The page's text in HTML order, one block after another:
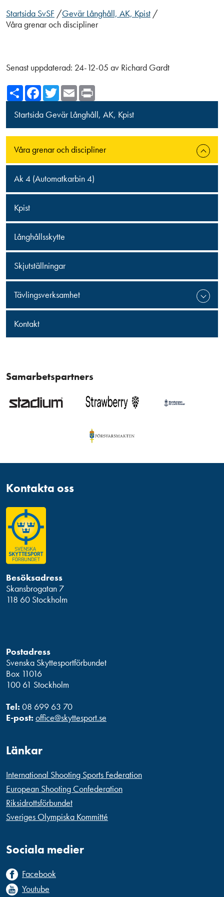
Startsida SvSF /Gevär Långhåll, AK, Kpist /
Våra grenar och discipliner
Startsida Gevär Långhåll, AK, Kpist
Våra grenar och discipliner
Ak 4 (Automatkarbin 4)
Kpist
Långhållsskytte
Skjutställningar
Tävlingsverksamhet
Kontakt
Senast uppdaterad: 24-12-05 av Richard Gardt
ShareFacebook
TwitterEmail
Samarbetspartners
Kontakta oss
Besöksadress
Skansbrogatan 7
118 60 Stockholm
Postadress
Svenska Skyttesportförbundet
Box 11016
100 61 Stockholm
Tel: 08 699 63 70
E-post: office@skyttesport.se
Länkar
International Shooting Sports Federation
European Shooting Confederation
Riksidrottsförbundet
Sveriges Olympiska Kommitté
Sociala medier
Facebook
Youtube